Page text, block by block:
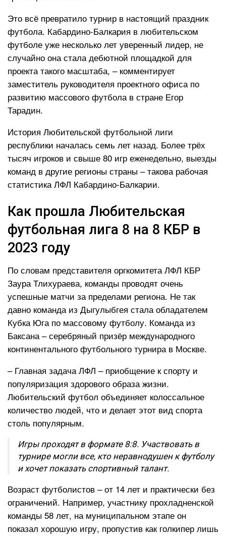
Это всё превратило турнир в настоящий праздник
футбола. Кабардино-Балкария в любительском
футболе уже несколько лет уверенный лидер, не
случайно она стала дебютной площадкой для
проекта такого масштаба, – комментирует
заместитель руководителя проектного офиса по
развитию массового футбола в стране Егор
Тарадин.
История Любительской футбольной лиги
республики началась семь лет назад. Более трёх
тысяч игроков и свыше 80 игр еженедельно, выезды
команд в другие регионы страны – такова рабочая
статистика ЛФЛ Кабардино-Балкарии.
Как прошла Любительская
футбольная лига 8 на 8 КБР в
2023 году
По словам представителя оргкомитета ЛФЛ КБР
Заура Тлихураева, команды проводят очень
успешные матчи за пределами региона. Не так
давно команда из Дыгулыбгея стала обладателем
Кубка Юга по массовому футболу. Команда из
Баксана – серебряный призёр международного
континентального футбольного турнира в Москве.
– Главная задача ЛФЛ – приобщение к спорту и
популяризация здорового образа жизни.
Любительский футбол объединяет колоссальное
количество людей, что и делает этот вид спорта
столь популярным.
Игры проходят в формате 8:8. Участвовать в
турнире могли все, кто неравнодушен к футболу
и хочет показать спортивный талант.
Возраст футболистов – от 14 лет и практически без
ограничений. Например, участнику прохладненской
команды 58 лет, на муниципальном этапе он
показал хорошую игру, пропустив как голкипер лишь